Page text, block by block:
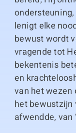
lenigt elke
bewust wordt
vragende tot
bekentenis
en
van het
het bewustzijn
afwendde,